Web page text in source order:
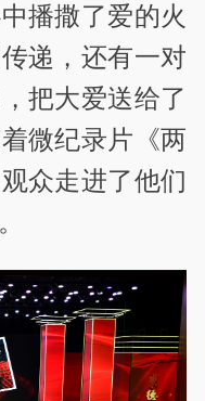
播撒了爱的火
递，还有一对
把大爱送给了
微纪录片《两
众走进了他们